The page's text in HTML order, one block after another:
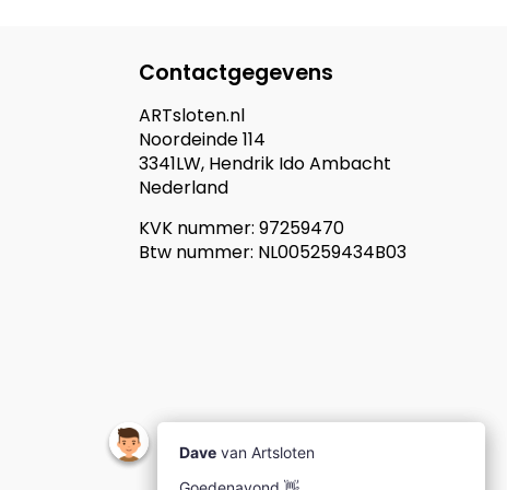
Contactgegevens
ARTsloten.nl
Noordeinde 114
3341LW, Hendrik Ido Ambacht
Nederland
KVK nummer: 97259470
Btw nummer: NL005259434B03